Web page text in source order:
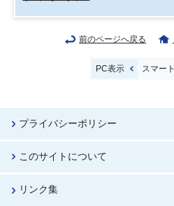
前のページへ戻る
PC表示 スマー
プライバシーポリシー
このサイトについて
リンク集